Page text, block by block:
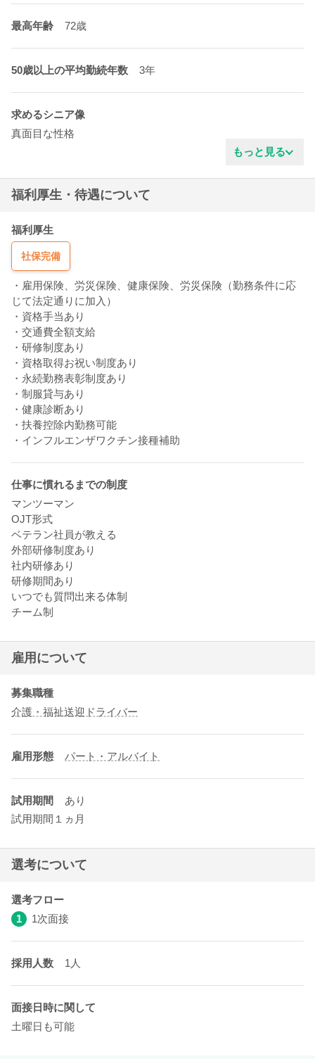
最高年齢 72歳
50歳以上の平均勤続年数 3年
求めるシニア像
真面目な性格
責任感がある
もっと見る
福利厚生・待遇について
福利厚生
社保完備
・雇用保険、労災保険、健康保険、労災保険（勤務条件に応
じて法定通りに加入）
・資格手当あり
・交通費全額支給
・研修制度あり
・資格取得お祝い制度あり
・永続勤務表彰制度あり
・制服貸与あり
・健康診断あり
・扶養控除内勤務可能
・インフルエンザワクチン接種補助
仕事に慣れるまでの制度
マンツーマン
OJT形式
ベテラン社員が教える
外部研修制度あり
社内研修あり
研修期間あり
いつでも質問出来る体制
チーム制
雇用について
募集職種
介護・福祉送迎ドライバー
雇用形態 パート・アルバイト
試用期間
あり
試用期間１ヵ月
選考について
選考フロー
1
1次面接
採用人数 1人
面接日時に関して
土曜日も可能